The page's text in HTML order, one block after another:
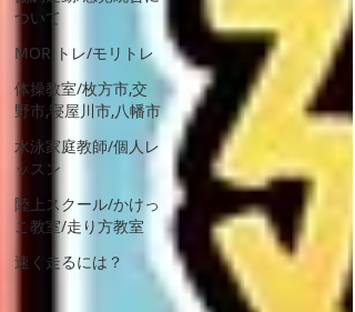
ついて
MORIトレ/モリトレ
体操教室/枚方市,交
野市,寝屋川市,八幡市
水泳家庭教師/個人レ
ッスン
陸上スクール/かけっ
こ教室/走り方教室
速く走るには？